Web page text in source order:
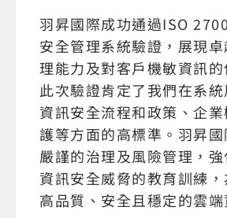
羽昇國際成功通過ISO
安全管理系統驗證，展現
理能力及對客戶機敏資訊的
此次驗證肯定了我們在系統
資訊安全流程和政策、企
護等方面的高標準。羽昇
嚴謹的治理及風險管理，
資訊安全威脅的教育訓練
高品質、安全且穩定的雲端